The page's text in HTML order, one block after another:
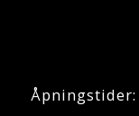
Åpningstider: